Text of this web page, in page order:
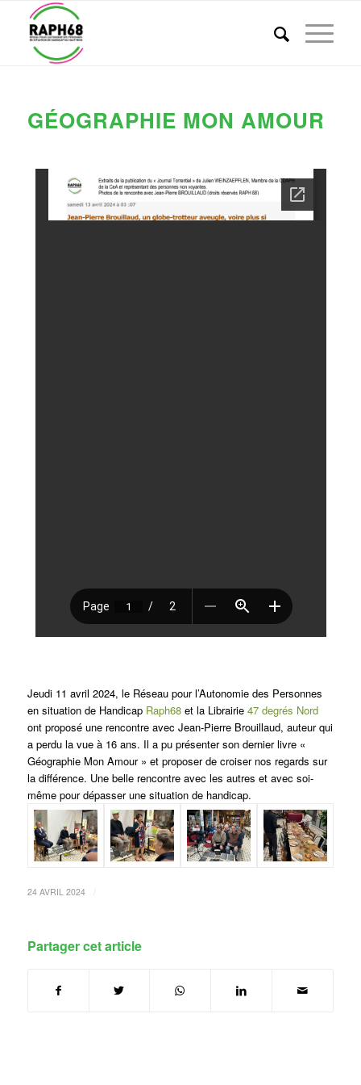
GÉOGRAPHIE MON AMOUR
Jeudi 11 avril 2024, le Réseau pour l’Autonomie des Personnes
en situation de Handicap Raph68et la Librairie 47 degrés Nord
ont proposé une rencontre avec Jean-Pierre Brouillaud, auteur qui
a perdu la vue à 16 ans. Il a pu présenter son dernier livre «
Géographie Mon Amour » et proposer de croiser nos regards sur
la différence. Une belle rencontre avec les autres et avec soi-
même pour dépasser une situation de handicap.
24 AVRIL 2024
Partager cet article